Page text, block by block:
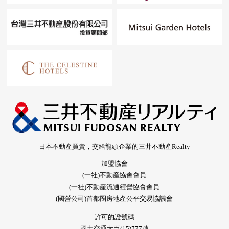
日本不動產買賣，交給龍頭企業的三井不動產Realty
加盟協會
(一社)不動産協會會員
(一社)不動産流通經營協會會員
(國營公司)首都圈房地產公平交易協議會
許可的證號碼